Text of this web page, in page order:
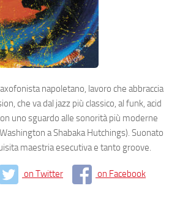
napoletano, lavoro che abbraccia
che va dal jazz più classico, al funk, acid
uno sguardo alle sonorità più moderne
a Shabaka Hutchings). Suonato
maestria esecutiva e tanto groove.
on Twitter on Facebook